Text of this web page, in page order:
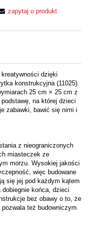
zapytaj o produkt
kreatywności dzięki
konstrukcyjna (11025).
25 cm × 25 cm z
na której dzieci
zabawki, bawić się nimi i
z nieograniczonych
miasteczek ze
morzu. Wysokiej jakości
więc budowane
się jej pod każdym kątem
końca, dzieci
bez obawy o to, że
też budowniczym